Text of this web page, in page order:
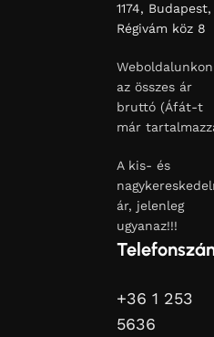
1174, Budapest,
Régivám köz 8
Weboldalunkon
az összes ár
bruttó (Áfát-t
már
A kis- és
ár, jelenleg
ugyanaz!!!
+36 1 253
5636